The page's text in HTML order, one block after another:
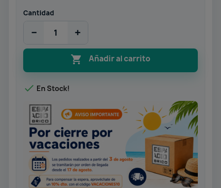
Cantidad
− +
 Añadir al carrito
 En Stock!